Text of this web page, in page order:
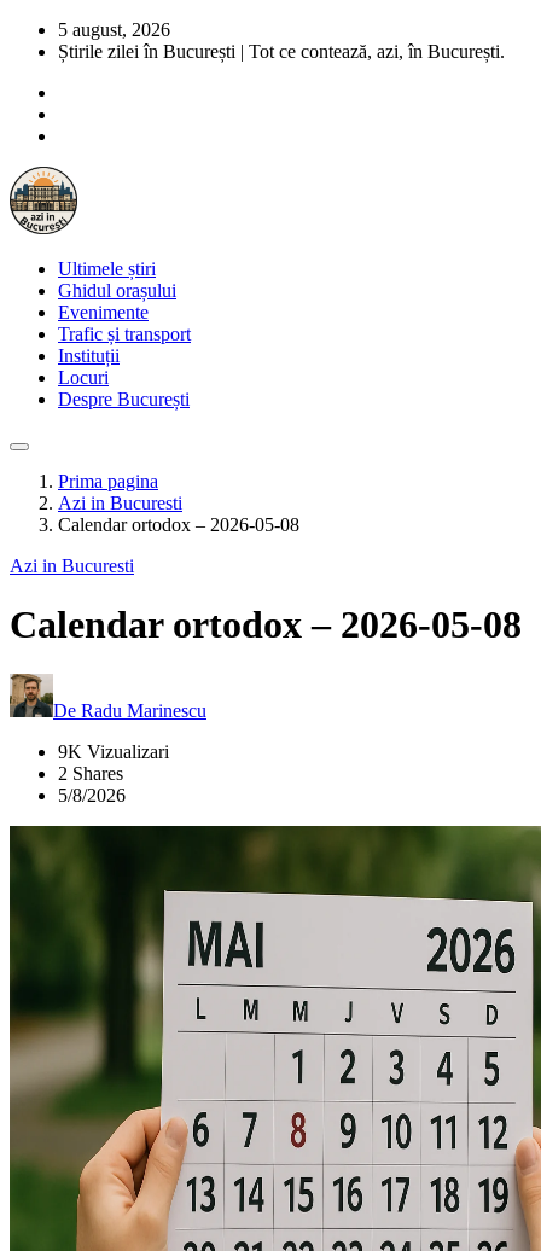
5 august, 2026
Știrile zilei în București | Tot ce contează, azi, în București.
Ultimele știri
Ghidul orașului
Evenimente
Trafic și transport
Instituții
Locuri
Despre București
Prima pagina
Azi in Bucuresti
Calendar ortodox – 2026-05-08
Azi in Bucuresti
Calendar ortodox – 2026-05-08
De Radu Marinescu
9K Vizualizari
2 Shares
5/8/2026